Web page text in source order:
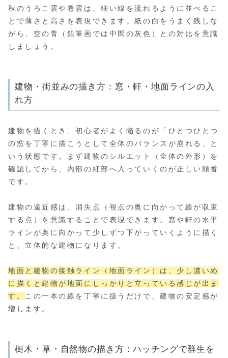
秋のうろこ雲や巻雲は、細い線を流れるように並べるこ
とで薄さと高さを表現できます。紙の白をうまく残しな
がら、空の青（鉛筆画では中間の灰色）との対比を意識
しましょう。
建物・街並みの描き方：窓・軒・地面ラインの入
れ方
建物を描くとき、初心者がよく陥るのが「ひとつひとつ
の窓を丁寧に描こうとして全体のバランスが崩れる」と
いう状態です。まず建物のシルエット（全体の外形）を
確認してから、内部の細部へ入っていくのが正しい順番
です。
建物の遠近感は、消失点（視点の奥に向かって線が収束
する点）を意識することで表現できます。窓や軒の水平
ラインが奥に向かって少しずつ下がっていくように描く
と、立体的な建物になります。
地面と建物の接触ライン（地面ライン）は、少し濃いめ
に描くと建物が地面にしっかりと立っている感じが出ま
す。 この一本の線を丁寧に扱うだけで、建物の安定感が
増します。
樹木・草・自然物の描き方：ハッチングで群生を